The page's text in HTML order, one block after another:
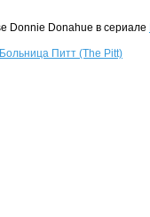
Donnie Donahue в сериале
Больница Питт (The Pitt)